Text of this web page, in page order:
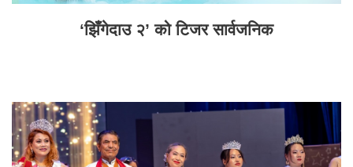
‘झिँगेदाउ २’ को टिजर सार्वजनिक